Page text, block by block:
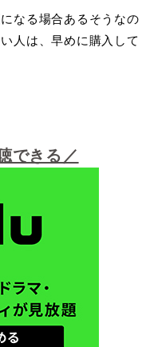
なる場合あるそうなの
人は、早めに購入して
できる／